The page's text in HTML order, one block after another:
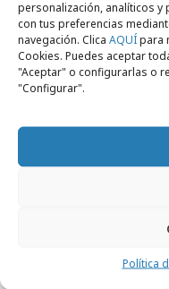
personalización, analíticos
con tus preferencias
navegación. Clica AQUÍpara
Cookies. Puedes aceptar
"Aceptar" o configurarlas o
"Configurar".
Política
presenta su